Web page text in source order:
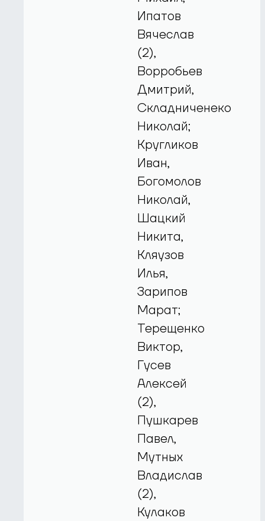
Ипатов
Вячеслав
(2),
Ворробьев
Дмитрий,
Складниченеко
Николай;
Кругликов
Иван,
Богомолов
Николай,
Шацкий
Никита,
Кляузов
Илья,
Зарипов
Марат;
Терещенко
Виктор,
Гусев
Алексей
(2),
Пушкарев
Павел,
Мутных
Владислав
(2),
Кулаков